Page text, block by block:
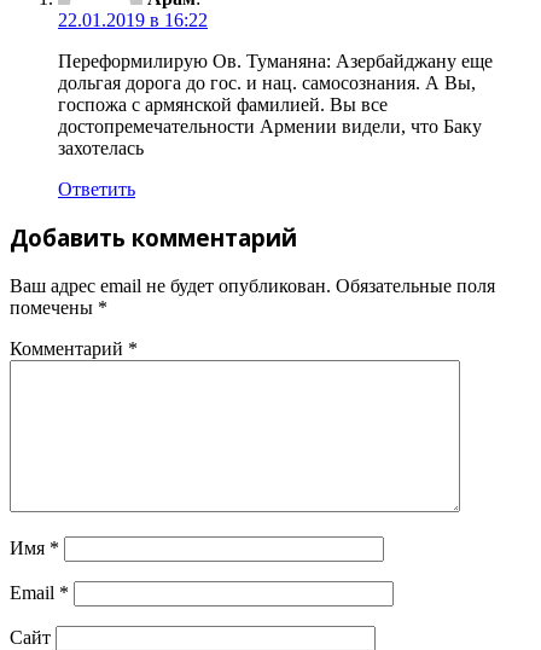
22.01.2019 в 16:22
Переформилирую Ов. Туманяна: Азербайджану еще
дольгая дорога до гос. и нац. самосознания. А Вы,
госпожа с армянской фамилией. Вы все
достопремечательности Армении видели, что Баку
захотелась
Ответить
Добавить комментарий
Ваш адрес email не будет опубликован. Обязательные поля
помечены *
Комментарий *
Имя *
Email *
Сайт